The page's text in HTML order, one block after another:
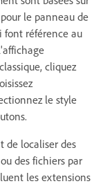
le panneau de
font référence au
cliquez
le style
de localiser des
des fichiers par
les extensions